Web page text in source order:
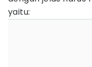
yaitu: